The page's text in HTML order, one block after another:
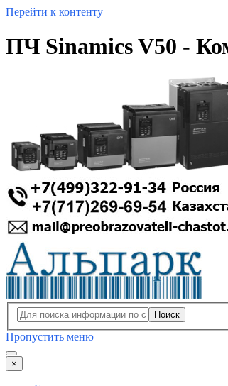
Перейти к контенту
ПЧ Sinamics V50 -
Поиск
Пропустить меню
×